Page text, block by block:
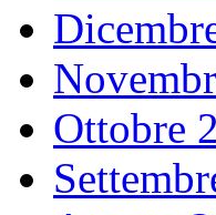
Ottobre